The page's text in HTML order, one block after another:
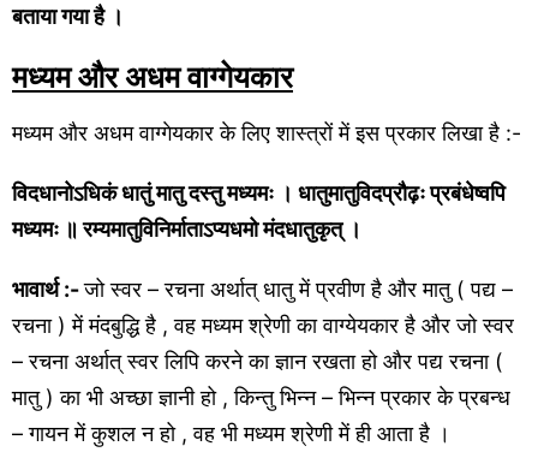
बताया गया है ।
मध्यम और अधम वाग्गेयकार
मध्यम और अधम वाग्गेयकार के लिए शास्त्रों में इस प्रकार लिखा है :-
विदधानोऽधिकं धातुं मातु दस्तु मध्यमः । धातुमातुविदप्रौढ़ः प्रबंधेष्वपि
मध्यमः ॥ रम्यमातुविनिर्माताऽप्यधमो मंदधातुकृत् ।
भावार्थ :-जो स्वर – रचना अर्थात् धातु में प्रवीण है और मातु ( पद्य –
रचना ) में मंदबुद्धि है , वह मध्यम श्रेणी का वाग्येयकार है और जो स्वर
– रचना अर्थात् स्वर लिपि करने का ज्ञान रखता हो और पद्य रचना (
मातु ) का भी अच्छा ज्ञानी हो , किन्तु भिन्न – भिन्न प्रकार के प्रबन्ध
– गायन में कुशल न हो , वह भी मध्यम श्रेणी में ही आता है ।